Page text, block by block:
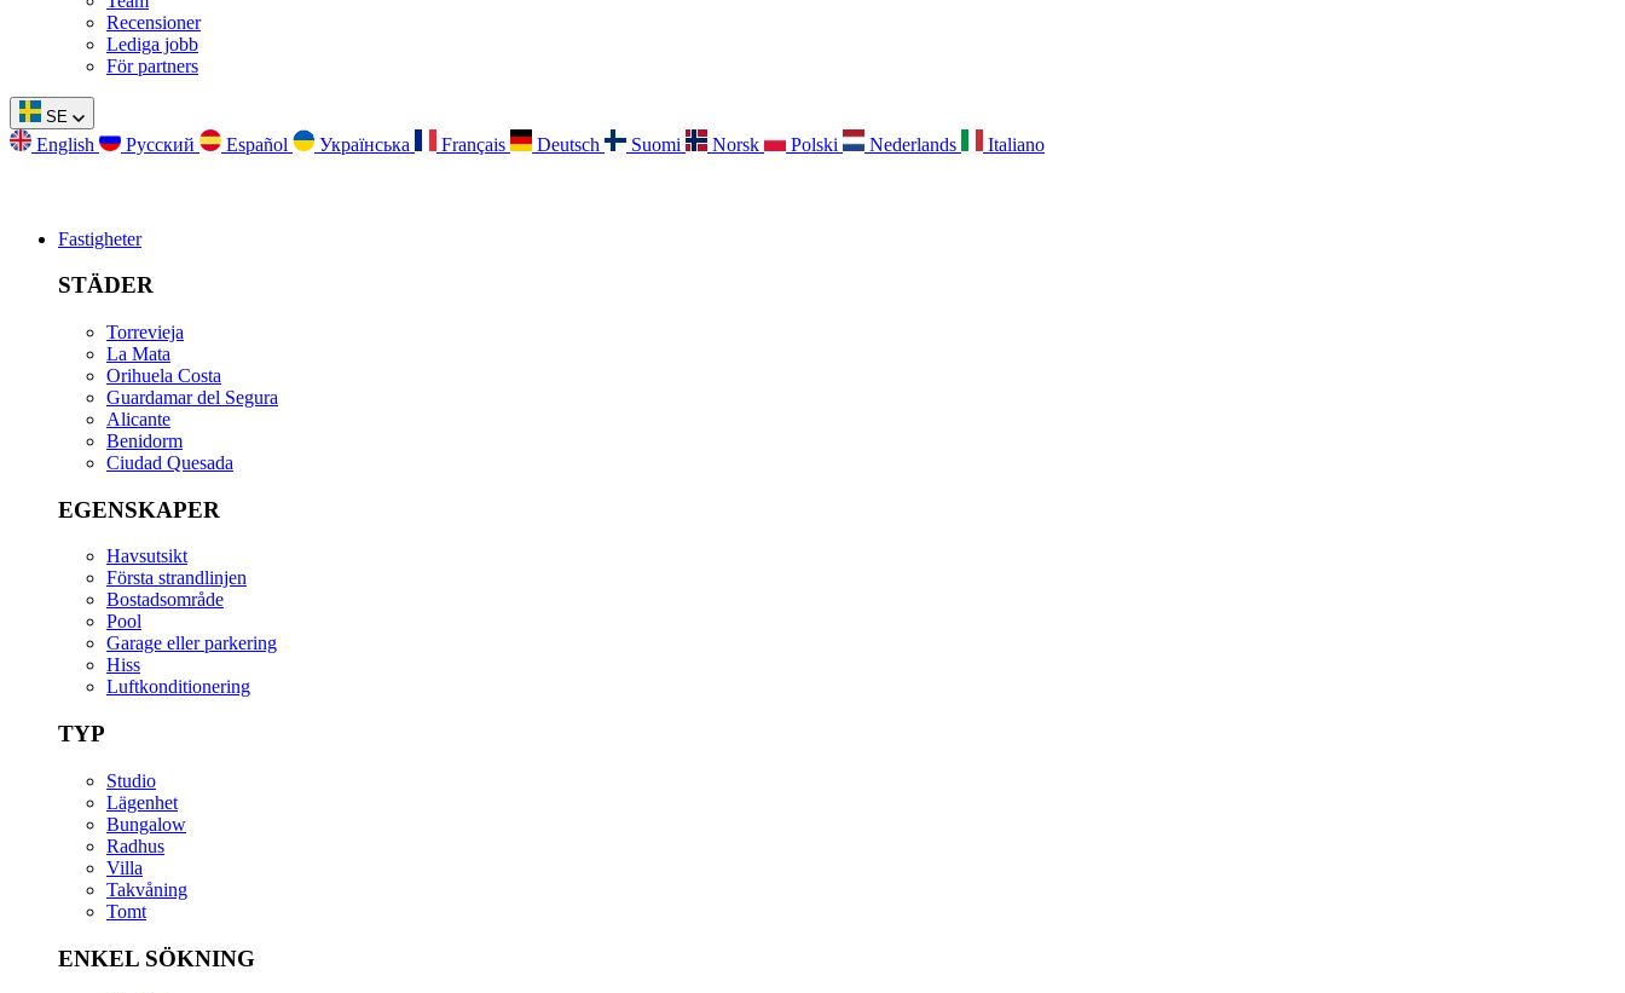
Recensioner
Lediga jobb
För partners
SE
English Русский Español Українська Français Deutsch Suomi Norsk Polski Nederlands Italiano
Fastigheter
STÄDER
Torrevieja
La Mata
Orihuela Costa
Guardamar del Segura
Alicante
Benidorm
Ciudad Quesada
EGENSKAPER
Havsutsikt
Första strandlinjen
Bostadsområde
Pool
Garage eller parkering
Hiss
Luftkonditionering
TYP
Studio
Lägenhet
Bungalow
Radhus
Villa
Takvåning
Tomt
ENKEL SÖKNING